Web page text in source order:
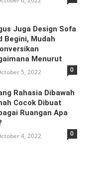
Juga Design Sofa
Begini, Mudah
Menurut
5, 2022 0
Rahasia Dibawah
Cocok Dibuat
Ruangan Apa
4, 2022 0